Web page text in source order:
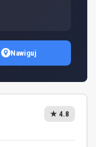
Nawiguj
★ 4.8